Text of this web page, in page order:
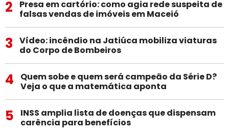
2
Presa em cartório: como agia rede suspeita de
falsas vendas de imóveis em Maceió
3
Vídeo: incêndio na Jatiúca mobiliza viaturas
do Corpo de Bombeiros
4
Quem sobe e quem será campeão da Série D?
Veja o que a matemática aponta
5
INSS amplia lista de doenças que dispensam
carência para benefícios